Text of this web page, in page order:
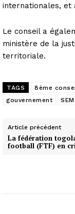
internationales, et
Le conseil a
ministère de la
territoriale.
TAGS 8ème
gouvernement
Article précédent
La fédération
football (FTF) en